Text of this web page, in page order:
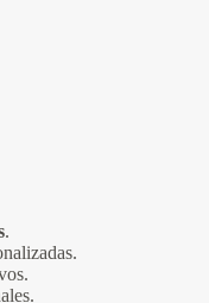
.
.
.
.